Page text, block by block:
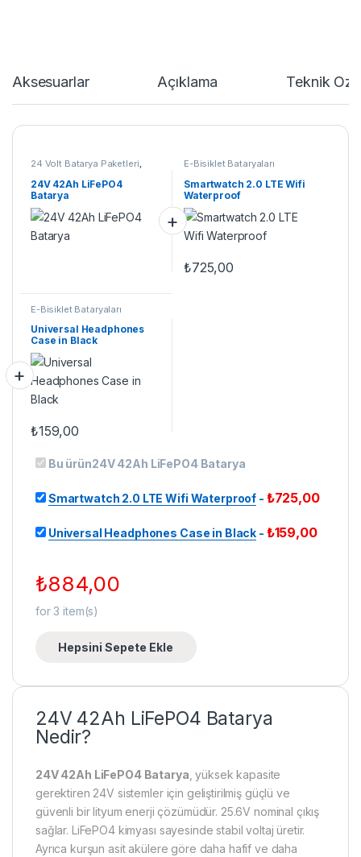
Aksesuarlar Açıklama Teknik
24 Volt Batarya Paketleri,
24V 42Ah LiFePO4
Batarya
E-Bisiklet Bataryaları
Smartwatch 2.0 LTE Wifi
Waterproof
₺725,00
E-Bisiklet Bataryaları
Universal Headphones
Case in Black
₺159,00
Bu ürün24V 42Ah LiFePO4 Batarya
Smartwatch 2.0 LTE Wifi Waterproof - ₺725,00
Universal Headphones Case in Black - ₺159,00
₺884,00
for3 item(s)
Hepsini Sepete Ekle
24V 42Ah LiFePO4 Batarya
Nedir?
24V 42Ah LiFePO4 Batarya , yüksek kapasite
gerektiren 24V sistemler için geliştirilmiş güçlü ve
güvenli bir lityum enerji çözümüdür. 25.6V nominal çıkış
sağlar. LiFePO4 kimyası sayesinde stabil voltaj üretir.
Ayrıca kurşun asit akülere göre daha hafif ve daha